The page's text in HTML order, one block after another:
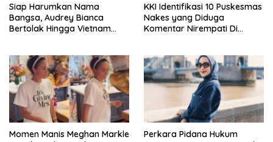
Siap Harumkan Nama
Bangsa, Audrey Bianca
Bertolak Hingga Vietnam
KKI Identifikasi 10 Puskesmas
Nakes yang Diduga
Komentar Nirempati Di
Momen Manis Meghan Markle
Perkara Pidana Hukum